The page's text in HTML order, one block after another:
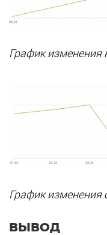
График изменения
График изменения
ВЫВОД